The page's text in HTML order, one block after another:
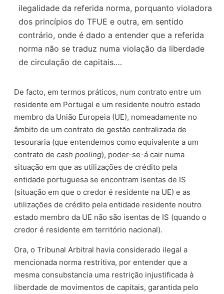
ilegalidade da referida norma, porquanto violadora
dos princípios do TFUE e outra, em sentido
contrário, onde é dado a entender que a referida
norma não se traduz numa violação da liberdade
de circulação de capitais.…
De facto, em termos práticos, num contrato entre um
residente em Portugal e um residente noutro estado
membro da União Europeia (UE), nomeadamente no
âmbito de um contrato de gestão centralizada de
tesouraria (que entendemos como equivalente a um
contrato decash pooling), poder-se-á cair numa
situação em que as utilizações de crédito pela
entidade portuguesa se encontram isentas de IS
(situação em que o credor é residente na UE) e as
utilizações de crédito pela entidade residente noutro
estado membro da UE não são isentas de IS (quando o
credor é residente em território nacional).
Ora, o Tribunal Arbitral havia considerado ilegal a
mencionada norma restritiva, por entender que a
mesma consubstancia uma restrição injustificada à
liberdade de movimentos de capitais, garantida pelo